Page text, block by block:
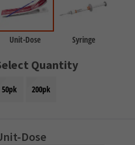
Unit-Dose Syringe
Quantity
50pk 200pk
Dose